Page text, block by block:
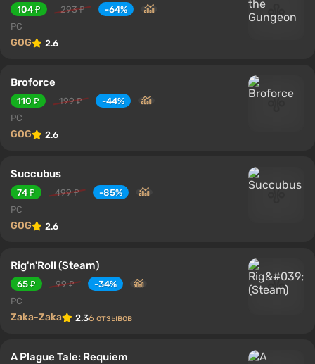
104 ₽ 293 ₽
-64%
PC
GOG 2.6
Broforce
110 ₽ 199 ₽
-44%
PC
GOG 2.6
Succubus
74 ₽ 499 ₽
-85%
PC
GOG 2.6
Rig'n'Roll (Steam)
65 ₽ 99 ₽
-34%
PC
Zaka-Zaka 2.36 отзывов
A Plague Tale: Requiem